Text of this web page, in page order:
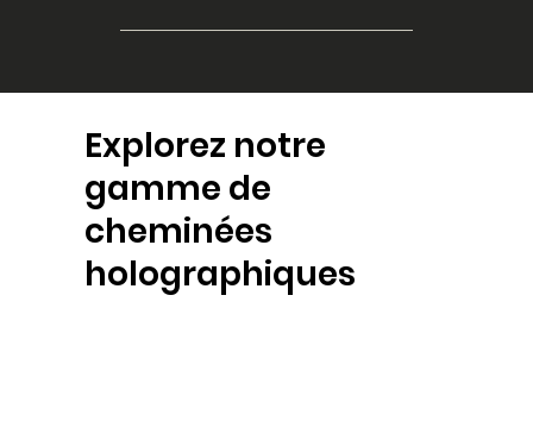
Explorez notre
gamme de
cheminées
holographiques